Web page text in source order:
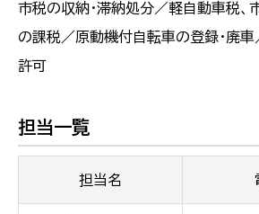
市税の収納・滞納処分／軽自動車税、
の課税／原動機付自転車の登録・廃
許可
担当一覧
担当名